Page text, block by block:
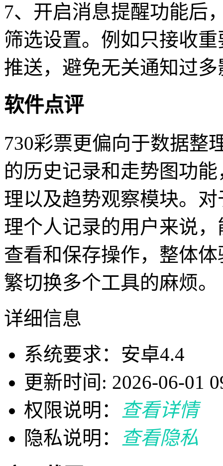
7、开启消息提醒功能后
筛选设置。例如只接收
推送，避免无关通知过
软件点评
730彩票更偏向于数据整
的历史记录和走势图功
理以及趋势观察模块。
理个人记录的用户来说
查看和保存操作，整体
繁切换多个工具的麻烦。
详细信息
系统要求：安卓4.4
更新时间: 2026-06-01
权限说明：
查看详情
隐私说明：
查看隐私